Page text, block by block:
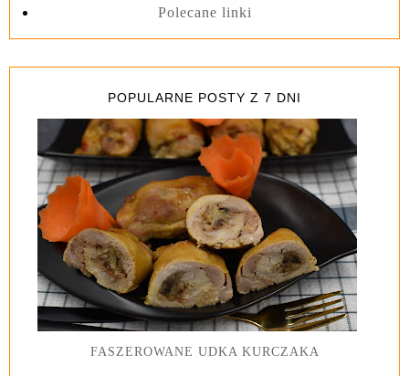
Polecane linki
POPULARNE POSTY Z 7 DNI
FASZEROWANE UDKA KURCZAKA